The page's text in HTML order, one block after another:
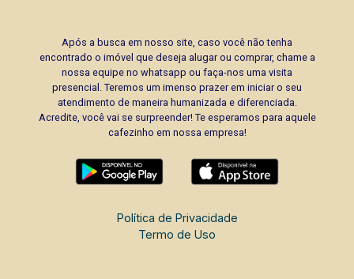
Após a busca em nosso site, caso você não tenha
encontrado o imóvel que deseja alugar ou comprar, chame a
nossa equipe no whatsapp ou faça-nos uma visita
presencial. Teremos um imenso prazer em iniciar o seu
atendimento de maneira humanizada e diferenciada.
Acredite, você vai se surpreender! Te esperamos para aquele
cafezinho em nossa empresa!
Política de Privacidade
Termo de Uso